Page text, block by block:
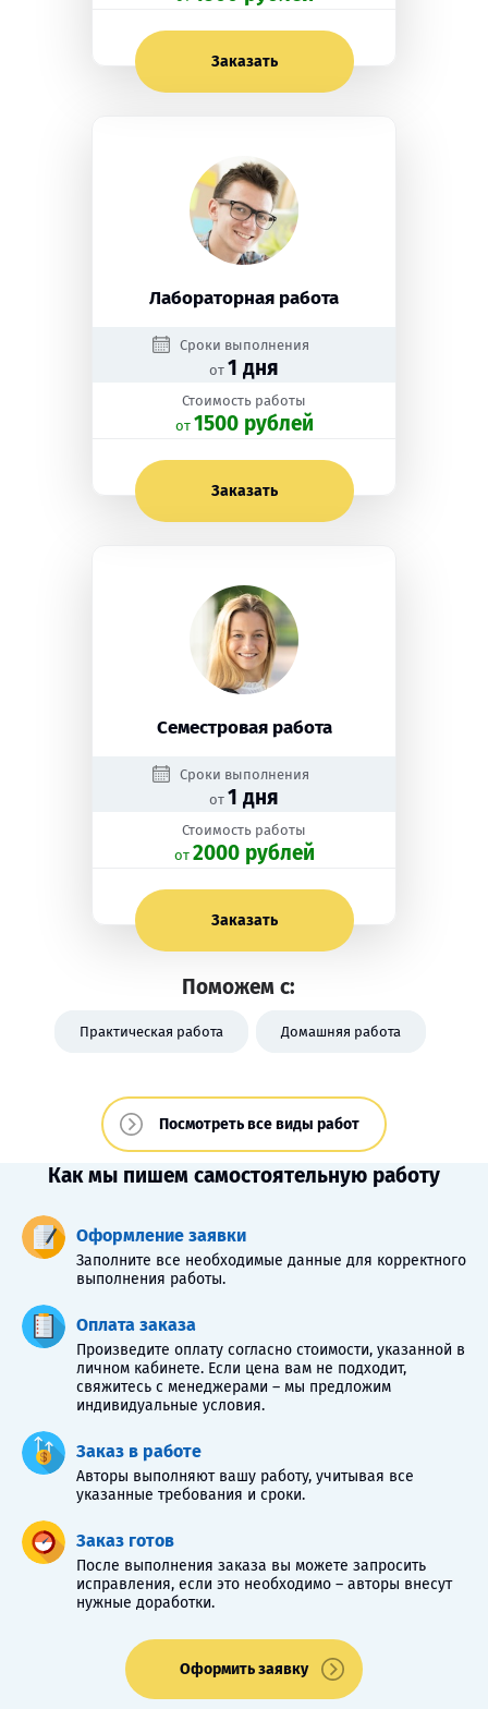
Заказать
Лабораторная работа
Сроки выполнения
от 1 дня
Стоимость работы
oт 1500 рублей
Заказать
Семестровая работа
Сроки выполнения
от 1 дня
Стоимость работы
oт 2000 рублей
Заказать
Поможем с:
Практическая работа Домашняя работа
Посмотреть все виды работ
Как мы пишем самостоятельную работу
Оформление заявки
Заполните все необходимые данные для корректного
выполнения работы.
Оплата заказа
Произведите оплату согласно стоимости, указанной в
личном кабинете. Если цена вам не подходит,
свяжитесь с менеджерами – мы предложим
индивидуальные условия.
Заказ в работе
Авторы выполняют вашу работу, учитывая все
указанные требования и сроки.
Заказ готов
После выполнения заказа вы можете запросить
исправления, если это необходимо – авторы внесут
нужные доработки.
Оформить заявку